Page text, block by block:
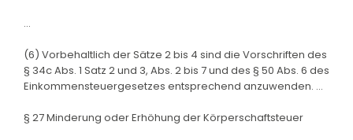
...
(6) Vorbehaltlich der Sätze 2 bis 4 sind die Vorschriften des
§ 34c Abs. 1 Satz 2 und 3, Abs. 2 bis 7 und des § 50 Abs. 6 des
Einkommensteuergesetzes entsprechend anzuwenden. ...
§ 27 Minderung oder Erhöhung der Körperschaftsteuer